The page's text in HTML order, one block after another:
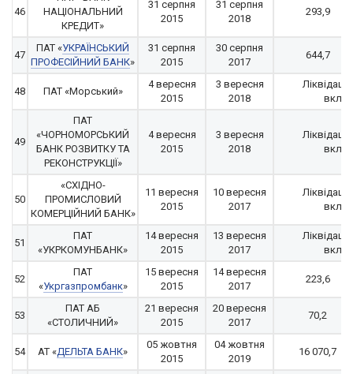
46
НАЦІОНАЛЬНИЙ
КРЕДИТ»
31 серпня
2015
31 серпня
2018
293,9
47
ПАТ «УКРАЇНСЬКИЙ
ПРОФЕСІЙНИЙ БАНК»
31 серпня
2015
30 серпня
2017
644,7
48 ПАТ «Морський»
4 вересня
2015
3 вересня
2018
49
ПАТ
«ЧОРНОМОРСЬКИЙ
БАНК РОЗВИТКУ ТА
РЕКОНСТРУКЦІЇ»
4 вересня
2015
3 вересня
2018
50
«СХІДНО-
ПРОМИСЛОВИЙ
КОМЕРЦІЙНИЙ БАНК»
11 вересня
2015
10 вересня
2017
51
ПАТ
«УКРКОМУНБАНК»
14 вересня
2015
13 вересня
2017
52
ПАТ
«Укргазпромбанк»
15 вересня
2015
14 вересня
2017
223,6
53
ПАТ АБ
«СТОЛИЧНИЙ»
21 вересня
2015
20 вересня
2017
70,2
54 АТ «ДЕЛЬТА БАНК»
05 жовтня
2015
04 жовтня
2019
16 070,7